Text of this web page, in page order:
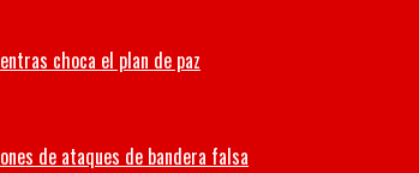
choca el plan de paz
de ataques de bandera falsa